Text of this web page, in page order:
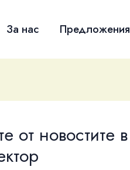
За нас Предложения
от новостите в